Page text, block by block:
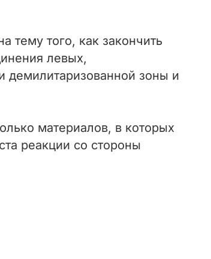
тему того, как закончить
левых,
демилитаризованной зоны и
материалов, в которых
реакции со стороны